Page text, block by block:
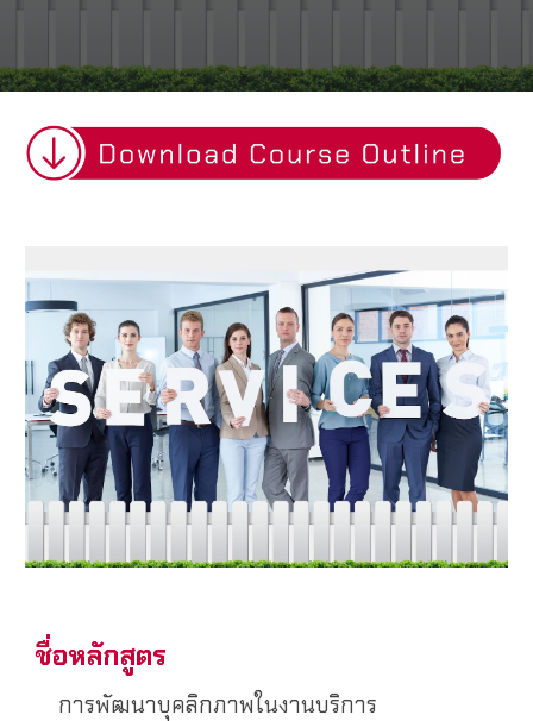
ชื่อหลักสูตร
การพัฒนาบุคลิกภาพในงานบริการ